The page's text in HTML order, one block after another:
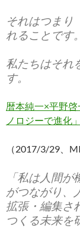
それはつまり
れることです。
私たちはそれ
す。
暦本純一×平野
ノロジーで進化」
（2017/3/29、
「私は人間
がつながり、
拡張・編集さ
つくる未来を